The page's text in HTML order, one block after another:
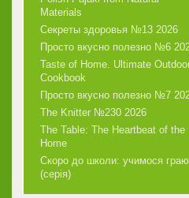
Materials
Секреты здоровья №13 2026
Просто вкусно полезно №6
Taste of Home. Ultimate
Cookbook
Просто вкусно полезно №7
The Knitter №230 2026
The Table: The Heartbeat of the
Home
Скоро до школи: учимося
(серія)